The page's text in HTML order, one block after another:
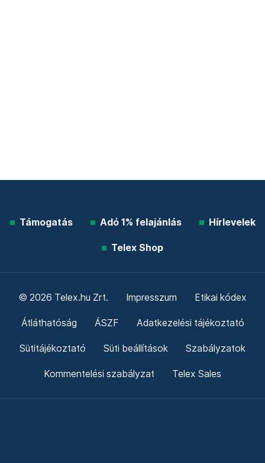
Támogatás Adó 1% felajánlás Hírlevelek
Telex Shop
© 2026 Telex.hu Zrt. Impresszum Etikai kódex
Átláthatóság ÁSZF Adatkezelési tájékoztató
Sütitájékoztató Süti beállítások Szabályzatok
Kommentelési szabályzat Telex Sales